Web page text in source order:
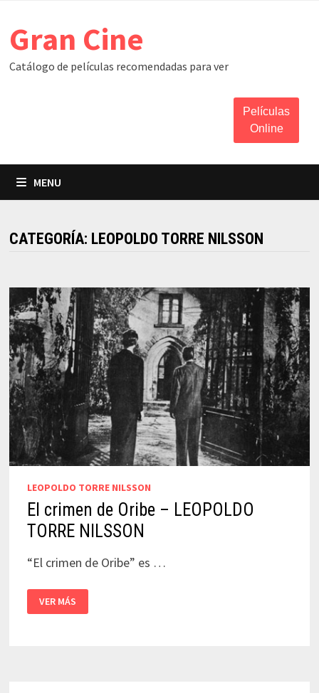
content
Gran Cine
Catálogo de películas recomendadas para ver
Películas
Online
MENU
CATEGORÍA: LEOPOLDO TORRE NILSSON
LEOPOLDO TORRE NILSSON
El crimen de Oribe – LEOPOLDO
TORRE NILSSON
“El crimen de Oribe” es …
EL
CRIMEN
DE
VER MÁS